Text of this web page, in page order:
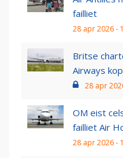
failliet
28 apr 2026 -
Britse
Airways
28 apr
OM eist
failliet Air
28 apr 2026 -